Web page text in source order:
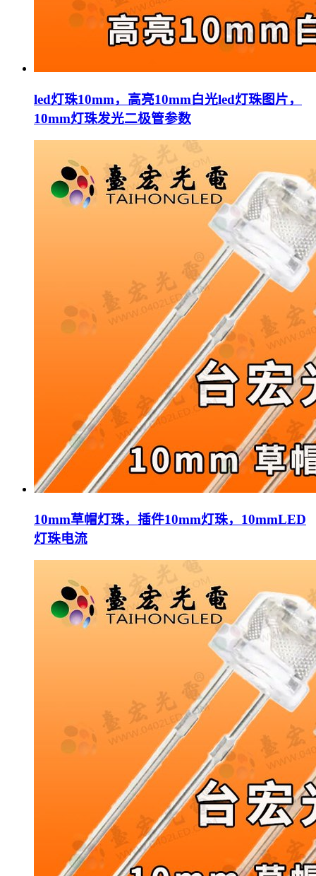
led灯珠10mm，高亮10mm白光led灯珠图片，
10mm灯珠发光二极管参数
10mm草帽灯珠，插件10mm灯珠，10mmLED
灯珠电流